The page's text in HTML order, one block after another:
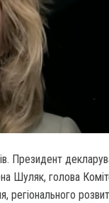
Президент
Шуляк, голова
регіонального